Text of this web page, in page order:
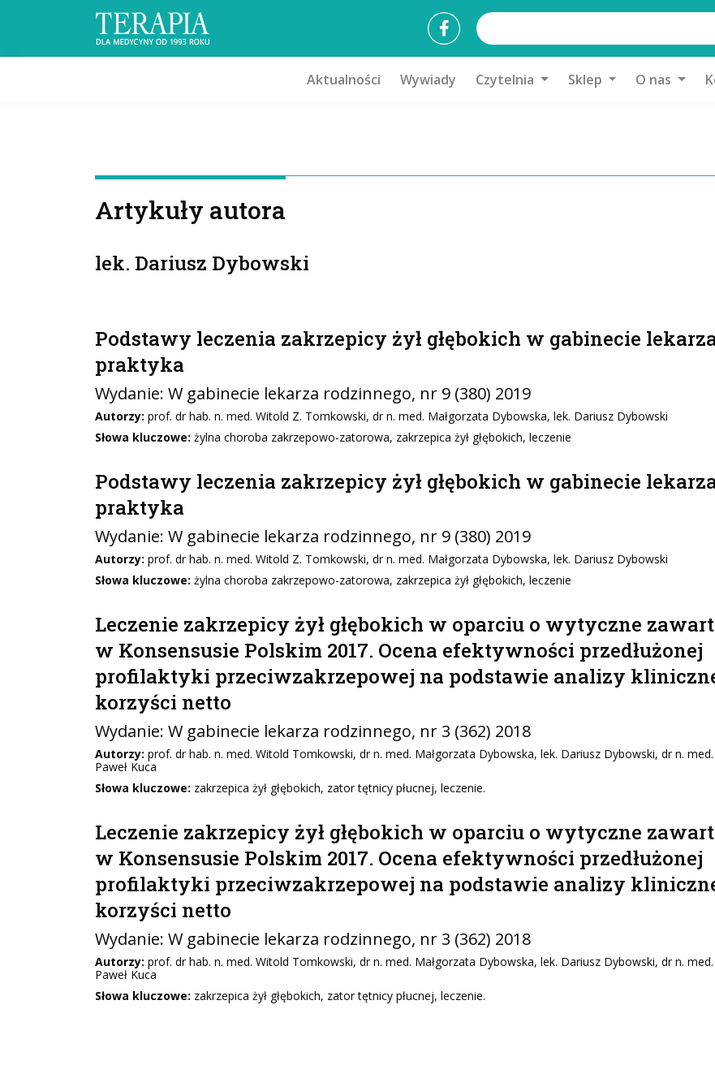
Aktualności Wywiady Czytelnia Sklep O nas
Artykuły autora
lek. Dariusz Dybowski
Podstawy leczenia zakrzepicy żył głębokich w gabinecie
praktyka
Wydanie: W gabinecie lekarza rodzinnego, nr 9 (380) 2019
Autorzy: prof. dr hab. n. med. Witold Z. Tomkowski, dr n. med. Małgorzata Dybowska, lek. Dariusz Dybowski
Słowa kluczowe: żylna choroba zakrzepowo-zatorowa, zakrzepica żył głębokich, leczenie
Podstawy leczenia zakrzepicy żył głębokich w gabinecie
praktyka
Wydanie: W gabinecie lekarza rodzinnego, nr 9 (380) 2019
Autorzy: prof. dr hab. n. med. Witold Z. Tomkowski, dr n. med. Małgorzata Dybowska, lek. Dariusz Dybowski
Słowa kluczowe: żylna choroba zakrzepowo-zatorowa, zakrzepica żył głębokich, leczenie
Leczenie zakrzepicy żył głębokich w oparciu o wytyczne
w Konsensusie Polskim 2017. Ocena efektywności przedłużonej
profilaktyki przeciwzakrzepowej na podstawie analizy
korzyści netto
Wydanie: W gabinecie lekarza rodzinnego, nr 3 (362) 2018
Autorzy: prof. dr hab. n. med. Witold Tomkowski, dr n. med. Małgorzata Dybowska, lek. Dariusz Dybowski, dr n. med.
Paweł Kuca
Słowa kluczowe: zakrzepica żył głębokich, zator tętnicy płucnej, leczenie.
Leczenie zakrzepicy żył głębokich w oparciu o wytyczne
w Konsensusie Polskim 2017. Ocena efektywności przedłużonej
profilaktyki przeciwzakrzepowej na podstawie analizy
korzyści netto
Wydanie: W gabinecie lekarza rodzinnego, nr 3 (362) 2018
Autorzy: prof. dr hab. n. med. Witold Tomkowski, dr n. med. Małgorzata Dybowska, lek. Dariusz Dybowski, dr n. med.
Paweł Kuca
Słowa kluczowe: zakrzepica żył głębokich, zator tętnicy płucnej, leczenie.